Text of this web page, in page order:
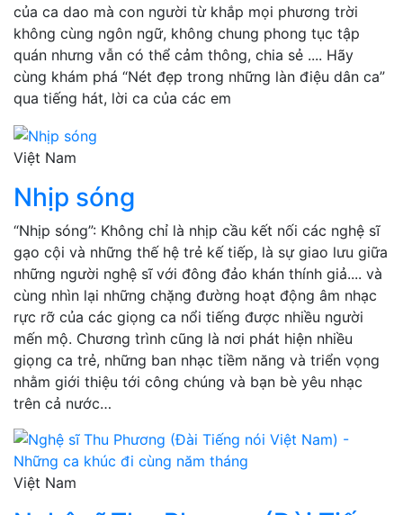
của ca dao mà con người từ khắp mọi phương trời
không cùng ngôn ngữ, không chung phong tục tập
quán nhưng vẫn có thể cảm thông, chia sẻ .... Hãy
cùng khám phá “Nét đẹp trong những làn điệu dân ca”
qua tiếng hát, lời ca của các em
Việt Nam
Nhịp sóng
“Nhịp sóng”: Không chỉ là nhịp cầu kết nối các nghệ sĩ
gạo cội và những thế hệ trẻ kế tiếp, là sự giao lưu giữa
những người nghệ sĩ với đông đảo khán thính giả.... và
cùng nhìn lại những chặng đường hoạt động âm nhạc
rực rỡ của các giọng ca nổi tiếng được nhiều người
mến mộ. Chương trình cũng là nơi phát hiện nhiều
giọng ca trẻ, những ban nhạc tiềm năng và triển vọng
nhằm giới thiệu tới công chúng và bạn bè yêu nhạc
trên cả nước…
Việt Nam